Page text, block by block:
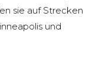
sie auf Strecken
und